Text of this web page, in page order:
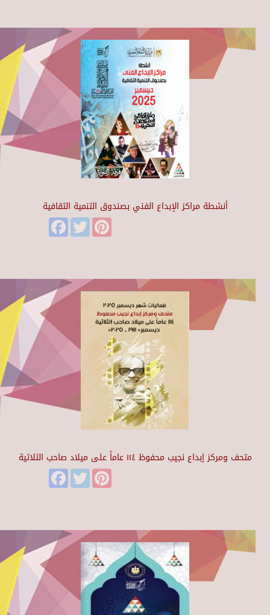
أنشطة مراكز الإبداع الفني بصندوق التنمية الثقافية
FacebookTwitter
متحف ومركز إبداع نجيب محفوظ ١١٤ عاماً على ميلاد صاحب الثلاثية
FacebookTwitter